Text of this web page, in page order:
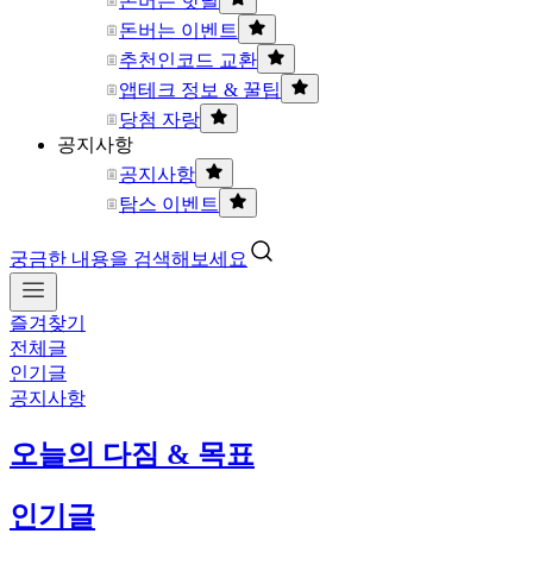
돈버는 이벤트
추천인코드 교환
앱테크 정보 & 꿀팁
당첨 자랑
공지사항
공지사항
탐스 이벤트
궁금한 내용을 검색해보세요
즐겨찾기
전체글
인기글
공지사항
오늘의 다짐 & 목표
인기글